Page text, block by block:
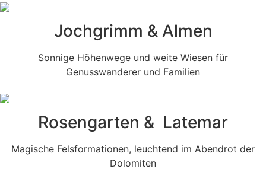
Jochgrimm & Almen
Sonnige Höhenwege und weite Wiesen für
Genusswanderer und Familien
Rosengarten & Latemar
Magische Felsformationen, leuchtend im Abendrot der
Dolomiten